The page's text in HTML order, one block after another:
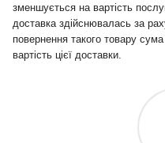
зменшується на вартість
доставка здійснювалась за
повернення такого товару
вартість цієї доставки.